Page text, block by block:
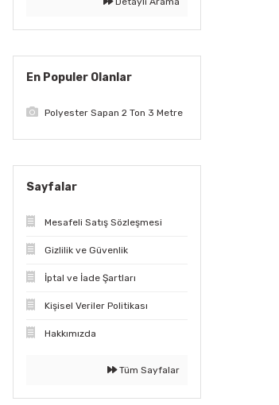
En Populer Olanlar
Polyester Sapan 2 Ton 3 Metre
Sayfalar
Mesafeli Satış Sözleşmesi
Gizlilik ve Güvenlik
İptal ve İade Şartları
Kişisel Veriler Politikası
Hakkımızda
Tüm Sayfalar